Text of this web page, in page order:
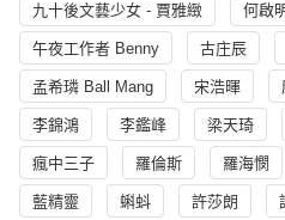
九十後文藝少女 - 賈雅緻 何啟
午夜工作者 Benny 古庄辰
孟希璘 Ball Mang 宋浩暉
李錦鴻 李鑑峰 梁天琦
瘋中三子 羅倫斯 羅海憫
藍精靈 蝌蚪 許莎朗